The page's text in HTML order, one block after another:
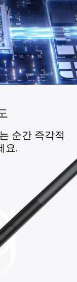
순간 즉각적
요.